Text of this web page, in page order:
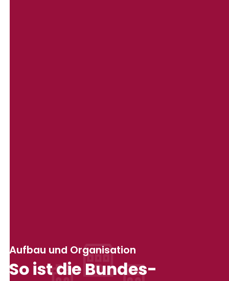
So ist die Bundes­
Aufbau und Organisation